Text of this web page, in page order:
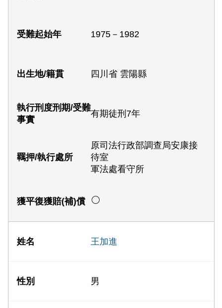
1975－1982
四川省 雲陽縣
有期徒刑7年
原司法行政部調查局安康接
待室
軍法處看守所
王加進
男